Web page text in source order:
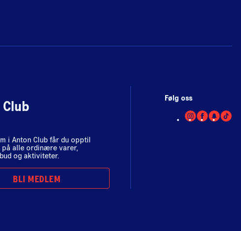
i Anton Club får du opptil
på alle ordinære varer,
og aktiviteter.
BLI MEDLEM
Følg oss